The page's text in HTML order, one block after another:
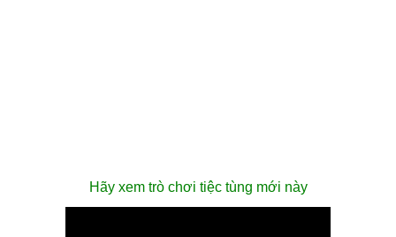
Hãy xem trò chơi tiệc tùng mới này